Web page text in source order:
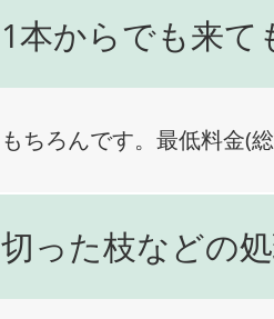
1本からでも来て
もちろんです。最低料金(
切った枝などの